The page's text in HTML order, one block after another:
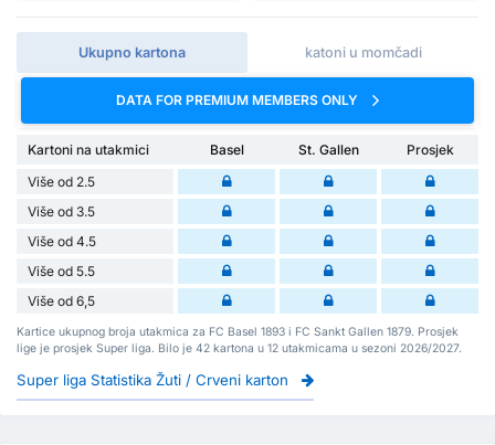
Ukupno kartona katoni u momčadi
DATA FOR PREMIUM MEMBERS ONLY
Kartoni na utakmici Basel St. Gallen
Prosjek
Više od 2.5
Više od 3.5
Više od 4.5
Više od 5.5
Više od 6,5
Kartice ukupnog broja utakmica za FC Basel 1893 i FC Sankt Gallen 1879. Prosjek
lige je prosjek Super liga. Bilo je 42 kartona u 12 utakmicama u sezoni 2026/2027.
Super liga Statistika Žuti / Crveni karton